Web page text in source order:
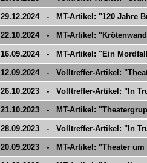
29.12.2024 - MT-Artikel: "120 Jahre
22.10.2024 - MT-Artikel:
16.09.2024 - MT-Artikel: "Ein
12.09.2024 - Volltreffer-Artikel:
26.10.2023 - Volltreffer-Artikel: "In
21.10.2023 - MT-Artikel:
28.09.2023 - Volltreffer-Artikel: "In
20.09.2023 - MT-Artikel: "Theater um